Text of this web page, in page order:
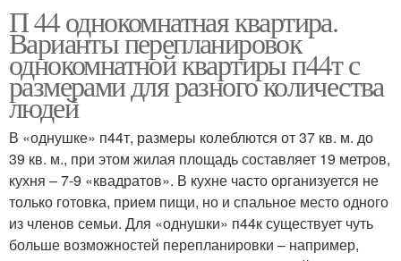
П 44 однокомнатная квартира.
Варианты перепланировок
однокомнатной квартиры п44т с
размерами для разного количества
людей
В «однушке» п44т, размеры колеблются от 37 кв. м. до
39 кв. м., при этом жилая площадь составляет 19 метров,
кухня – 7-9 «квадратов». В кухне часто организуется не
только готовка, прием пищи, но и спальное место одного
из членов семьи. Для «однушки» п44к существует чуть
больше возможностей перепланировки – например,